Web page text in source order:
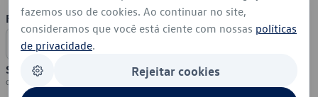
Formas de Pagamento
Segurança
fazemos uso de cookies. Ao continuar no site,
consideramos que você está ciente com nossas políticas
de privacidade.
Rejeitar cookies